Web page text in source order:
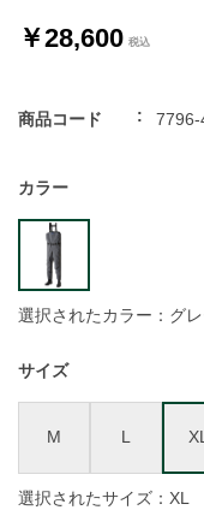
￥28,600
商品コード 7796-
カラー
選択されたカラー：グ
サイズ
M L XL
選択されたサイズ：XL